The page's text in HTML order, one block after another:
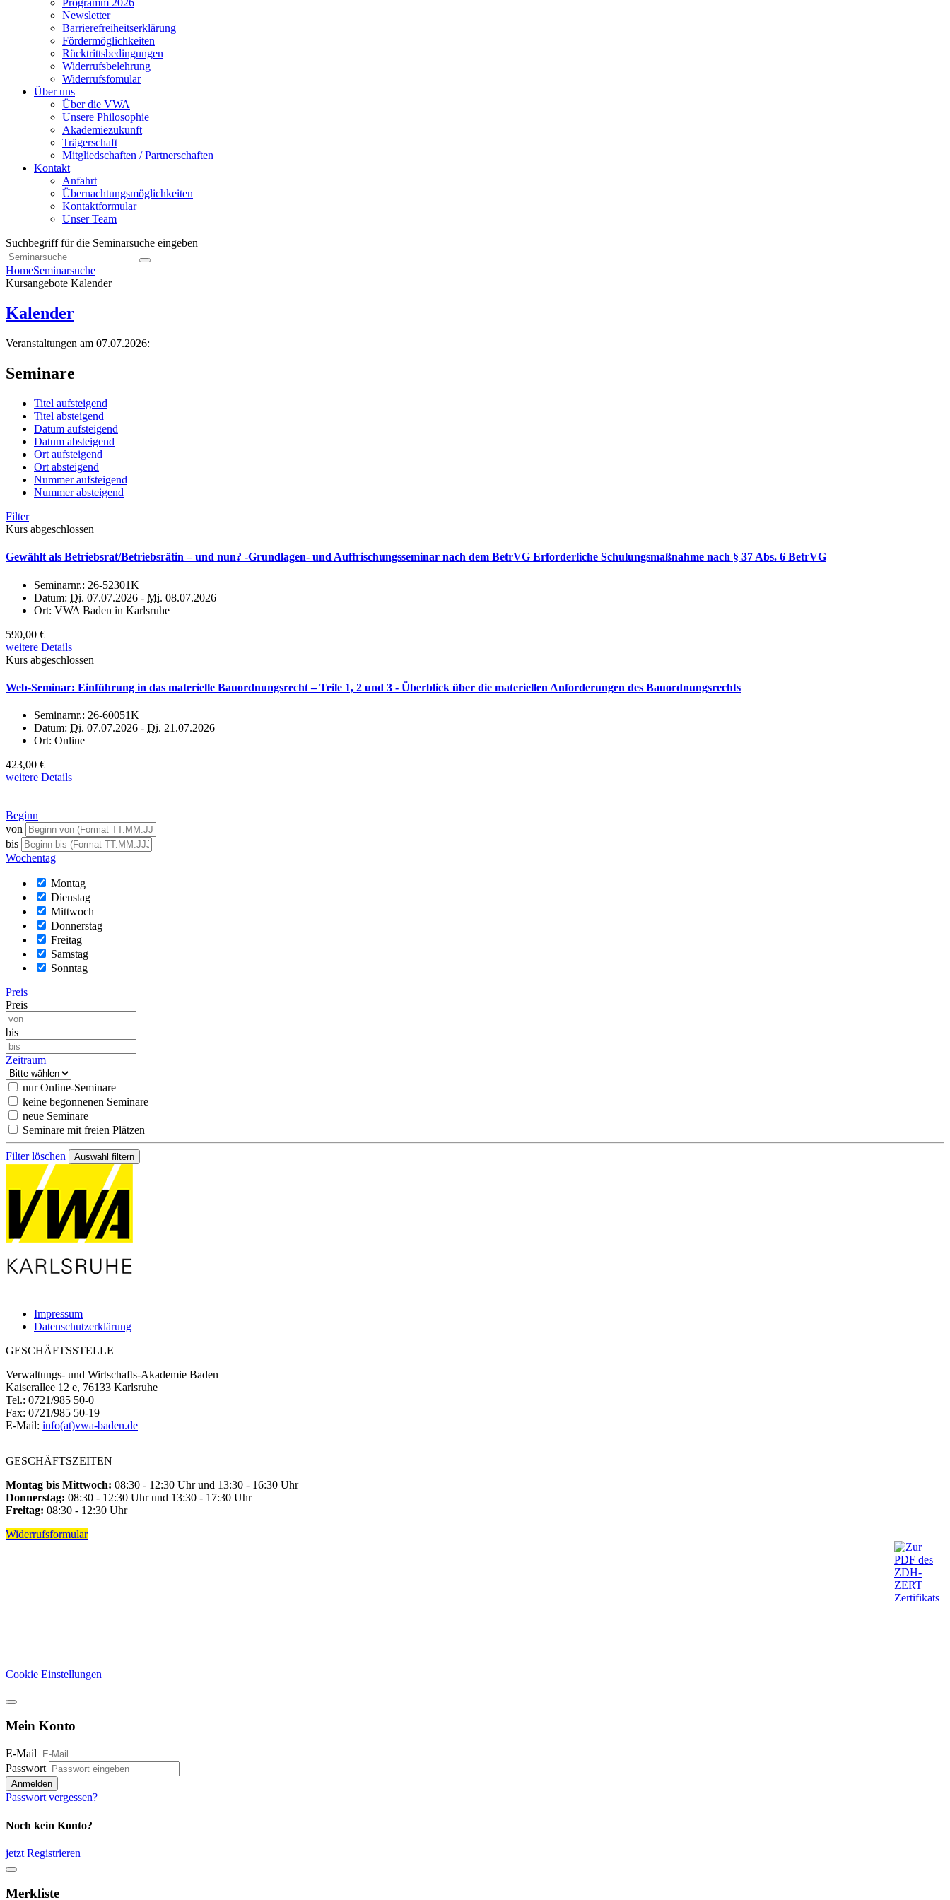
Programm 2026
Newsletter
Barrierefreiheitserklärung
Fördermöglichkeiten
Rücktrittsbedingungen
Widerrufsbelehrung
Widerrufsfomular
Über uns
Über die VWA
Unsere Philosophie
Akademiezukunft
Trägerschaft
Mitgliedschaften / Partnerschaften
Kontakt
Anfahrt
Übernachtungsmöglichkeiten
Kontaktformular
Unser Team
Suchbegriff für die Seminarsuche eingeben
HomeSeminarsuche
Kursangebote Kalender
Kalender
Veranstaltungen am 07.07.2026:
Seminare
Titel aufsteigend
Titel absteigend
Datum aufsteigend
Datum absteigend
Ort aufsteigend
Ort absteigend
Nummer aufsteigend
Nummer absteigend
Filter
Kurs abgeschlossen
Gewählt als Betriebsrat/Betriebsrätin – und nun? -Grundlagen- und Auffrischungsseminar nach dem BetrVG Erforderliche Schulungsmaßnahme nach § 37 Abs. 6 BetrVG
Seminarnr.: 26-52301K
Datum: Di. 07.07.2026 - Mi. 08.07.2026
Ort: VWA Baden in Karlsruhe
590,00 €
weitere Details
Kurs abgeschlossen
Web-Seminar: Einführung in das materielle Bauordnungsrecht – Teile 1, 2 und 3 - Überblick über die materiellen Anforderungen des Bauordnungsrechts
Seminarnr.: 26-60051K
Datum: Di. 07.07.2026 - Di. 21.07.2026
Ort: Online
423,00 €
weitere Details
Beginn
von
bis
Wochentag
Montag
Dienstag
Mittwoch
Donnerstag
Freitag
Samstag
Sonntag
Preis
Preis
bis
Zeitraum
nur Online-Seminare
keine begonnenen Seminare
neue Seminare
Seminare mit freien Plätzen
Filter löschen
Impressum
Datenschutzerklärung
GESCHÄFTSSTELLE
Verwaltungs- und Wirtschafts-Akademie Baden
Kaiserallee 12 e, 76133 Karlsruhe
Tel.: 0721/985 50-0
Fax: 0721/985 50-19
E-Mail: info(at)vwa-baden.de
GESCHÄFTSZEITEN
Montag bis Mittwoch: 08:30 - 12:30 Uhr und 13:30 - 16:30 Uhr
Donnerstag: 08:30 - 12:30 Uhr und 13:30 - 17:30 Uhr
Freitag: 08:30 - 12:30 Uhr
Widerrufsformular
Cookie Einstellungen
Mein Konto
E-Mail
Passwort
Anmelden
Passwort vergessen?
Noch kein Konto?
jetzt Registrieren
Merkliste